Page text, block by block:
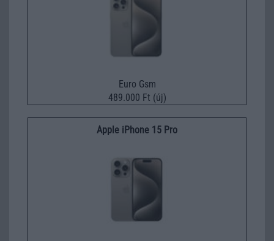
Euro Gsm
489.000 Ft (új)
Apple iPhone 15 Pro